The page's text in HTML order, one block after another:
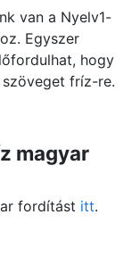
van a Nyelv1-
Egyszer
hogy
fríz-re.
magyar
fordítást itt.